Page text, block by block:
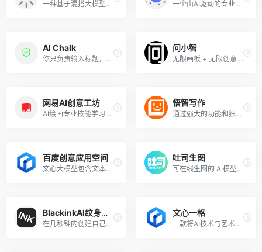
一种基于混搭大模型的对话系统 一个由AI驱动的专业PS插件
Al Chalk
你只负责输入标题，10分钟帮你搞定高质量范文
问小智
无限画板 + 无限创意 支持问小智系列模型、大社区模型、等多种模型
网易AI创意工坊
AI绘画专业技能学习高效创作应用
悟智写作
通过强大的功能和独特的语言模型算法，协助用户快速创作出高质量的文本内容。
百度创意应用空间
文心大模型包含文本生成、文生图、智能对话等技能，可用于文化传媒、艺术创作、教育科研、金融保险、医疗健康等多个应用场景。
吐司生图
可在线生图的 AI模型分享社区,还是免费的!
BlackinkAl纹身生成
在几秒钟内创建自己独特的闪光纹身。使用Blacklnk的Al在几秒钟内生成定制的独特纹身,旨在为您创建类似纹身的设计
文心一格
一款将AI技术与艺术创作相结合强大的人工智能辅助创意工具